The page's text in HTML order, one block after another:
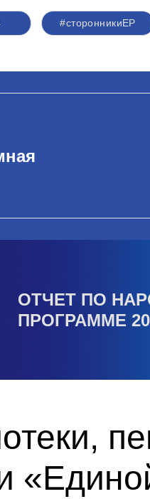
#сторонникиЕР
ОТЧЕТ ПО
ПРОГРАММЕ